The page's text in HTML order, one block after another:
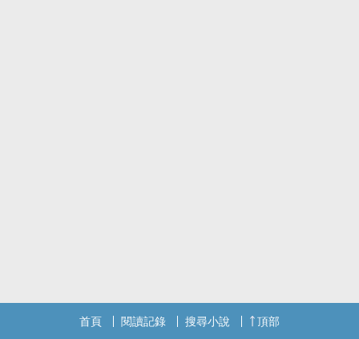
首頁 閱讀記錄 搜尋小說 頂部